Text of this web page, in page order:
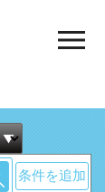
条件を追加